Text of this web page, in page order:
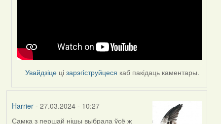
Увайдзіце цізарэгіструйцеся каб пакідаць каментары.
Harrier- 27.03.2024 - 10:27
Самка з першай нішы выбрала ўсё ж